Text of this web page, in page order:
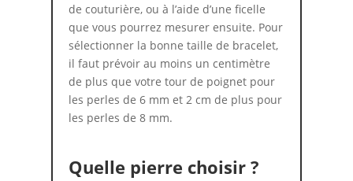
de couturière, ou à l’aide d’une ficelle
que vous pourrez mesurer ensuite. Pour
sélectionner la bonne taille de bracelet,
il faut prévoir au moins un centimètre
de plus que votre tour de poignet pour
les perles de 6 mm et 2 cm de plus pour
les perles de 8 mm.
Quelle pierre choisir ?